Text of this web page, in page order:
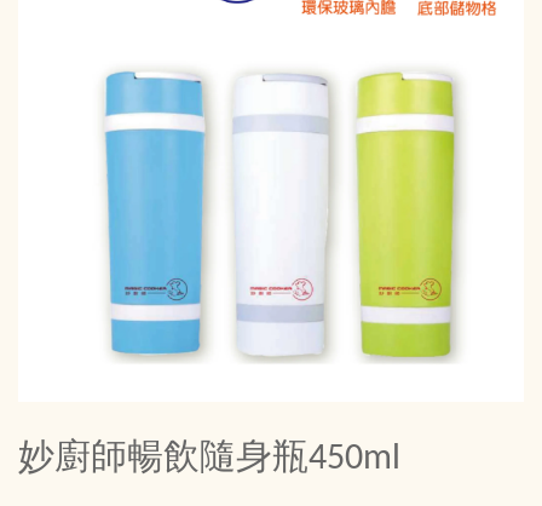
妙廚師暢飲隨身瓶450ml